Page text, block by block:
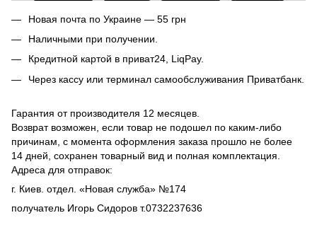
Новая почта по Украине — 55 грн
Наличными при получении.
Кредитной картой в приват24, LiqPay.
Через кассу или терминал самообслуживания Приватбанк.
Гарантия от производителя 12 месяцев.
Возврат возможен, если товар не подошел по каким-либо
причинам, с момента оформления заказа прошло не более
14 дней, сохранен товарный вид и полная комплектация.
Адреса для отправок:
г. Киев. отдел. «Новая служба» №174
получатель Игорь Сидоров т.0732237636